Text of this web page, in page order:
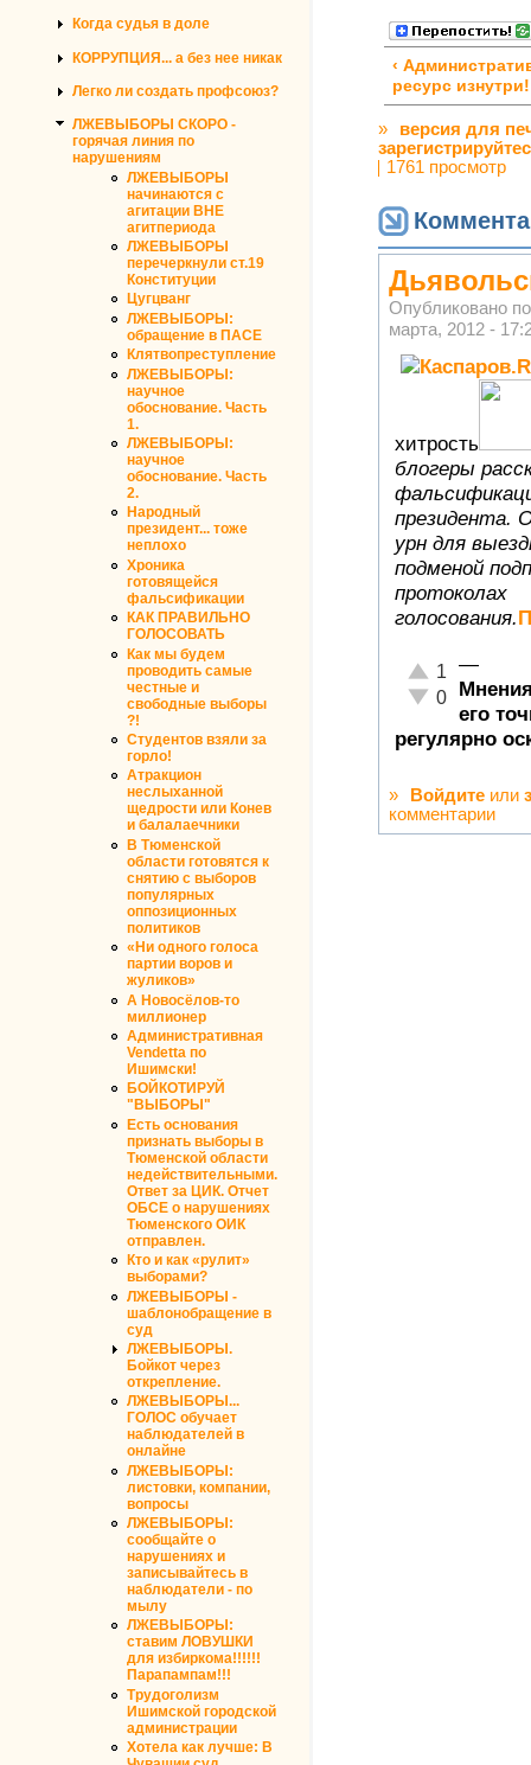
Когда судья в доле
КОРРУПЦИЯ... а без нее никак
Легко ли создать профсоюз?
ЛЖЕВЫБОРЫ СКОРО -
горячая линия по
нарушениям
ЛЖЕВЫБОРЫ
начинаются с
агитации ВНЕ
агитпериода
ЛЖЕВЫБОРЫ
перечеркнули ст.19
Конституции
Цугцванг
ЛЖЕВЫБОРЫ:
обращение в ПАСЕ
Клятвопреступление
ЛЖЕВЫБОРЫ:
научное
обоснование. Часть
1.
ЛЖЕВЫБОРЫ:
научное
обоснование. Часть
2.
Народный
президент... тоже
неплохо
Хроника
готовящейся
фальсификации
КАК ПРАВИЛЬНО
ГОЛОСОВАТЬ
Как мы будем
проводить самые
честные и
свободные выборы
?!
Студентов взяли за
горло!
Атракцион
неслыханной
щедрости или Конев
и балалаечники
В Тюменской
области готовятся к
снятию с выборов
популярных
оппозиционных
политиков
«Ни одного голоса
партии воров и
жуликов»
А Новосёлов-то
миллионер
Административная
Vendetta по
Ишимски!
БОЙКОТИРУЙ
"ВЫБОРЫ"
Есть основания
признать выборы в
Тюменской области
недействительными.
Ответ за ЦИК. Отчет
ОБСЕ о нарушениях
Тюменского ОИК
отправлен.
Кто и как «рулит»
выборами?
ЛЖЕВЫБОРЫ -
шаблонобращение в
суд
ЛЖЕВЫБОРЫ.
Бойкот через
открепление.
ЛЖЕВЫБОРЫ...
ГОЛОС обучает
наблюдателей в
онлайне
ЛЖЕВЫБОРЫ:
листовки, компании,
вопросы
ЛЖЕВЫБОРЫ:
сообщайте о
нарушениях и
записывайтесь в
наблюдатели - по
мылу
ЛЖЕВЫБОРЫ:
ставим ЛОВУШКИ
для избиркома!!!!!!
Парапампам!!!
Трудоголизм
Ишимской городской
администрации
Хотела как лучше: В
‹
ресурс изнутри!
»
версия для
1761 просмотр
Опубликовано
марта, 2012 -
хитрость
блогеры
президента.
урн для
подменой
протоколах
голосования.
Отлично!
1
Неадекватно!
0
—
его
регулярно
» Войдите или
комментарии